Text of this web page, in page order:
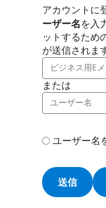
アカウントに
ーザー名を入
ットするため
が送信されま
または
ユーザー名